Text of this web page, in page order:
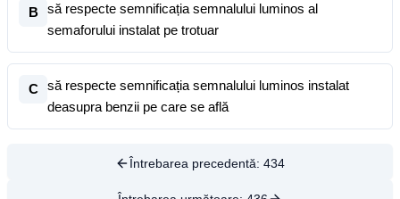
B
să respecte semnificația semnalului luminos al
semaforului instalat pe trotuar
C
să respecte semnificația semnalului luminos instalat
deasupra benzii pe care se află
Întrebarea precedentă: 434